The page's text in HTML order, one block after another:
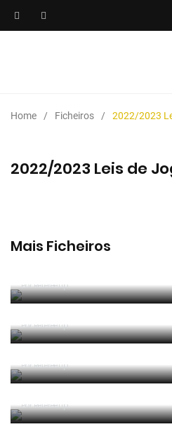
Home Ficheiros 2022/2023
2022/2023 Leis de
Mais Ficheiros
Por RefereeTip
Por RefereeTip
Por RefereeTip
2025 04 Alterações e
Por RefereeTip